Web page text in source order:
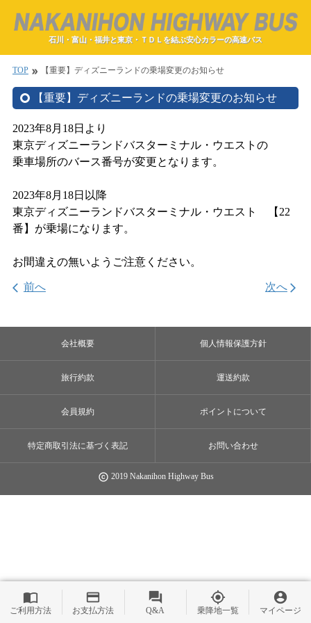
石川・富山・福井と東京・ＴＤＬを結ぶ安心カラーの高速バス
import_contacts
ご利用方法
payment
お支払方法
question_answer
Q&A
my_location
乗降地一覧
account_circle
マイページ
TOP double_arrow 【重要】ディズニーランドの乗場変更のお知らせ
【重要】ディズニーランドの乗場変更のお知らせ
2023年8月18日より
東京ディズニーランドバスターミナル・ウエストの
乗車場所のバース番号が変更となります。
2023年8月18日以降
東京ディズニーランドバスターミナル・ウエスト 【22
番】が乗場になります。
お間違えの無いようご注意ください。
arrow_back_ios 前へ 次へarrow_forward_ios
会社概要 個人情報保護方針
旅行約款 運送約款
会員規約 ポイントについて
特定商取引法に基づく表記 お問い合わせ
copyright 2019 Nakanihon Highway Bus